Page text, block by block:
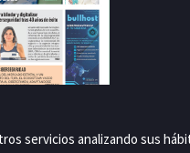
servicios analizando sus